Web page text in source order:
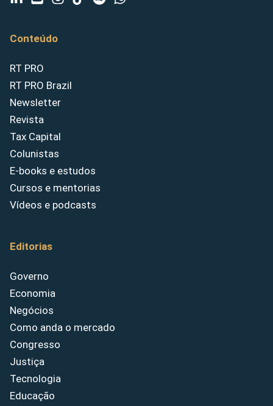
Conteúdo
RT PRO
RT PRO Brazil
Newsletter
Revista
Tax Capital
Colunistas
E-books e estudos
Cursos e mentorias
Vídeos e podcasts
Editorias
Governo
Economia
Negócios
Como anda o mercado
Congresso
Justiça
Tecnologia
Educação